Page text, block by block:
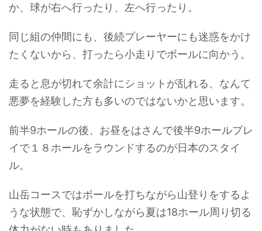
か、球が右へ行ったり、左へ行ったり。
同じ組の仲間にも、後続プレーヤーにも迷惑をかけ
たくないから、打ったら小走りでボールに向かう。
走ると息が切れて余計にショットが乱れる、なんて
悪夢を経験した方も多いのではないかと思います。
前半9ホールの後、お昼をはさんで後半9ホールプレ
イで１８ホールをラウンドするのが日本のスタイ
ル。
山岳コースではボールを打ちながら山登りをするよ
うな状態で、恥ずかしながら夏は18ホール周り切る